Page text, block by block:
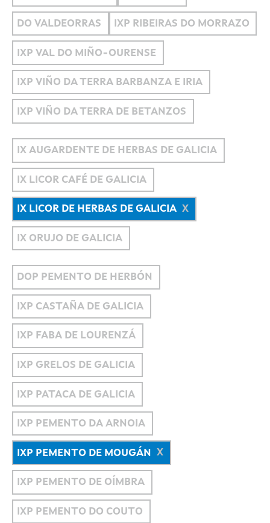
DO VALDEORRAS IXP RIBEIRAS DO MORRAZO
IXP VAL DO MIÑO-OURENSE
IXP VIÑO DA TERRA BARBANZA E IRIA
IXP VIÑO DA TERRA DE BETANZOS
IX AUGARDENTE DE HERBAS DE GALICIA
IX LICOR CAFÉ DE GALICIA
IX LICOR DE HERBAS DE GALICIA
IX ORUJO DE GALICIA
DOP PEMENTO DE HERBÓN
IXP CASTAÑA DE GALICIA
IXP FABA DE LOURENZÁ
IXP GRELOS DE GALICIA
IXP PATACA DE GALICIA
IXP PEMENTO DA ARNOIA
IXP PEMENTO DE MOUGÁN
IXP PEMENTO DE OÍMBRA
IXP PEMENTO DO COUTO